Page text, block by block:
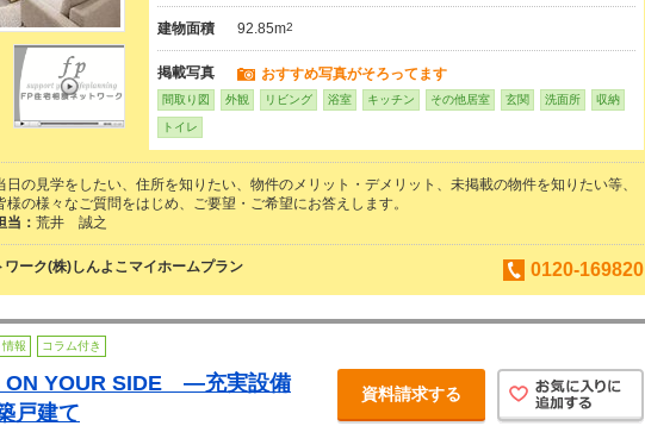
建物面積 92.85m2
掲載写真 おすすめ写真がそろってます
間取り図 外観 リビング 浴室 キッチン その他居室 玄関 洗面所 収納
トイレ
日の見学をしたい、住所を知りたい、物件のメリット・デメリット、未掲載の物件を知りたい等、
様の様々なご質問をはじめ、ご要望・ご希望にお答えします。
当： 荒井 誠之
ーク(株)しんよこマイホームプラン 0120-169820
報 コラム付き
YOUR SIDE ―充実設備
戸建て
資料請求する